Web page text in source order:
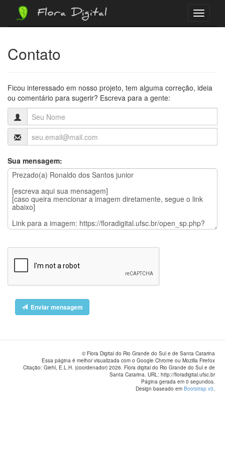
Menu
Flora Digital
Contato
Ficou interessado em nosso projeto, tem alguma correção, ideia
ou comentário para sugerir? Escreva para a gente:
Sua mensagem:
Enviar mensagem
© Flora Digital do Rio Grande do Sul e de Santa Catarina
Essa página é melhor visualizada com o Google Chrome ou Mozilla Firefox
Citação: Giehl, E.L.H. (coordenador) 2026. Flora digital do Rio Grande do Sul e de
Santa Catarina. URL: http://floradigital.ufsc.br
Página gerada em 0 segundos.
Design baseado em Bootstrap v3.